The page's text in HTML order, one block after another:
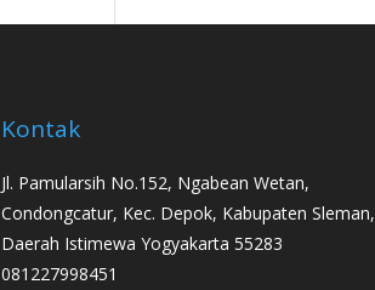
Kontak
Jl. Pamularsih No.152, Ngabean Wetan,
Condongcatur, Kec. Depok, Kabupaten Sleman,
Daerah Istimewa Yogyakarta 55283
081227998451